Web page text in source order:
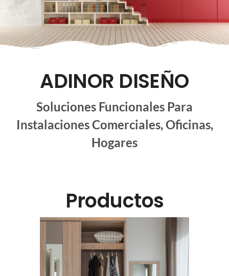
ADINOR DISEÑO
Soluciones Funcionales Para
Instalaciones Comerciales, Oficinas,
Hogares
Productos